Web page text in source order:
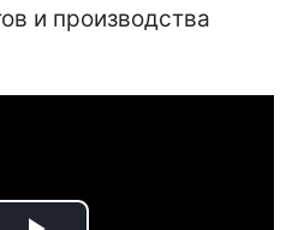
и производства